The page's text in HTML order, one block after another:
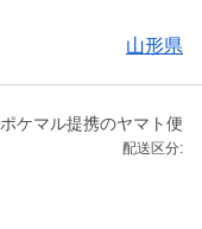
山形県
ポケマル提携のヤマト便
配送区分: